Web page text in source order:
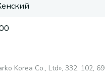
Korea Co., Ltd», 332, 102,